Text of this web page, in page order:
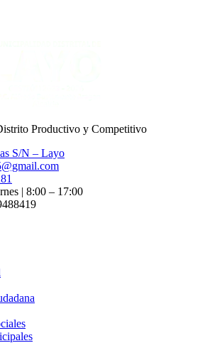
Productivo y Competitivo
S/N – Layo
| 8:00 – 17:00